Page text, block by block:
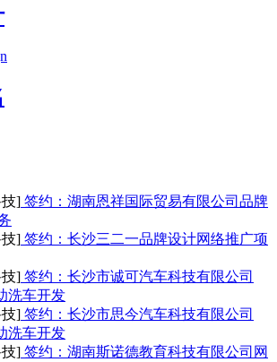
] 签约：湖南恩祥国际贸易有限公司品牌
] 签约：长沙三二一品牌设计网络推广项
] 签约：长沙市诚可汽车科技有限公司
洗车开发
] 签约：长沙市思今汽车科技有限公司
洗车开发
] 签约：湖南斯诺德教育科技有限公司网